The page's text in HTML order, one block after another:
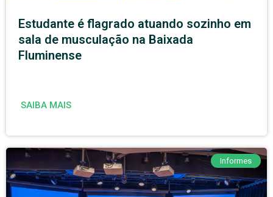
Estudante é flagrado atuando sozinho em
sala de musculação na Baixada
Fluminense
SAIBA MAIS
Informes